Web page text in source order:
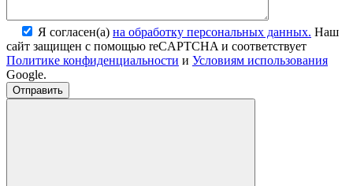
Я согласен(а) на обработку персональных данных. Наш
сайт защищен с помощью reCAPTCHA и соответствует
Политике конфиденциальности и Условиям использования
Google.